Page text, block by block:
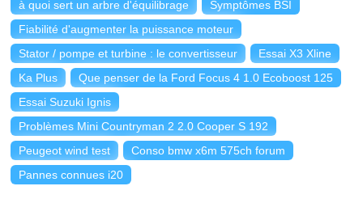
à quoi sert un arbre d'équilibrage
Symptômes BSI
Fiabilité d'augmenter la puissance moteur
Stator / pompe et turbine : le convertisseur
Essai X3 Xline
Ka Plus
Que penser de la Ford Focus 4 1.0 Ecoboost 125
Essai Suzuki Ignis
Problèmes Mini Countryman 2 2.0 Cooper S 192
Peugeot wind test
Conso bmw x6m 575ch forum
Pannes connues i20